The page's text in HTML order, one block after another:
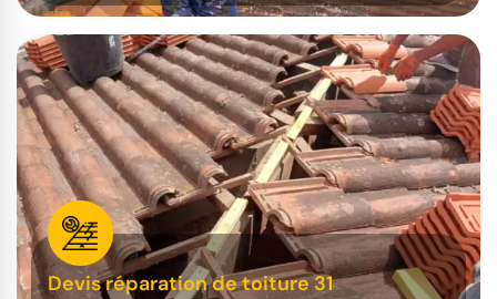
Devis réparation de toiture 31